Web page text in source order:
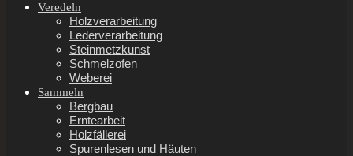
Veredeln
Holzverarbeitung
Lederverarbeitung
Steinmetzkunst
Schmelzofen
Weberei
Sammeln
Bergbau
Erntearbeit
Holzfällerei
Spurenlesen und Häuten